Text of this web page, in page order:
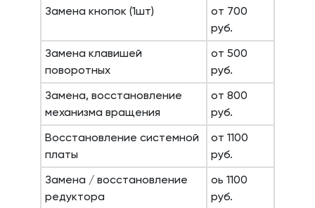
Замена кнопок (1шт)
от 700
руб.
Замена клавишей
поворотных
от 500
руб.
Замена, восстановление
механизма вращения
от 800
руб.
Восстановление системной
платы
от 1100
руб.
Замена / восстановление
редуктора
оь 1100
руб.